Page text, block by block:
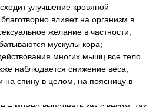
улучшение кровяной
влияет на организм в
желание в частности;
мускулы кора;
многих мышц все тело
наблюдается снижение веса;
на спину в целом, на поясницу в